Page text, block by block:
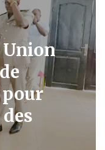
Union
pour